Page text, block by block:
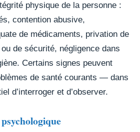
physique de la personne :
contention abusive,
de médicaments, privation de
de sécurité, négligence dans
Certains signes peuvent
de santé courants — dans
d’interroger et d’observer.